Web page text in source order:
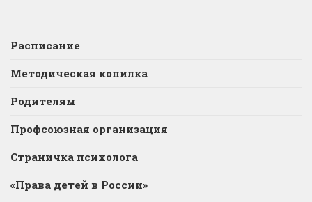
Расписание
Методическая копилка
Родителям
Профсоюзная организация
Страничка психолога
«Права детей в России»